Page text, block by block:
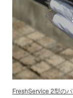
FreshService 2型の